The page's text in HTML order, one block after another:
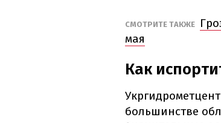
СМОТРИТЕ ТАКЖЕ
мая
Как
большинстве